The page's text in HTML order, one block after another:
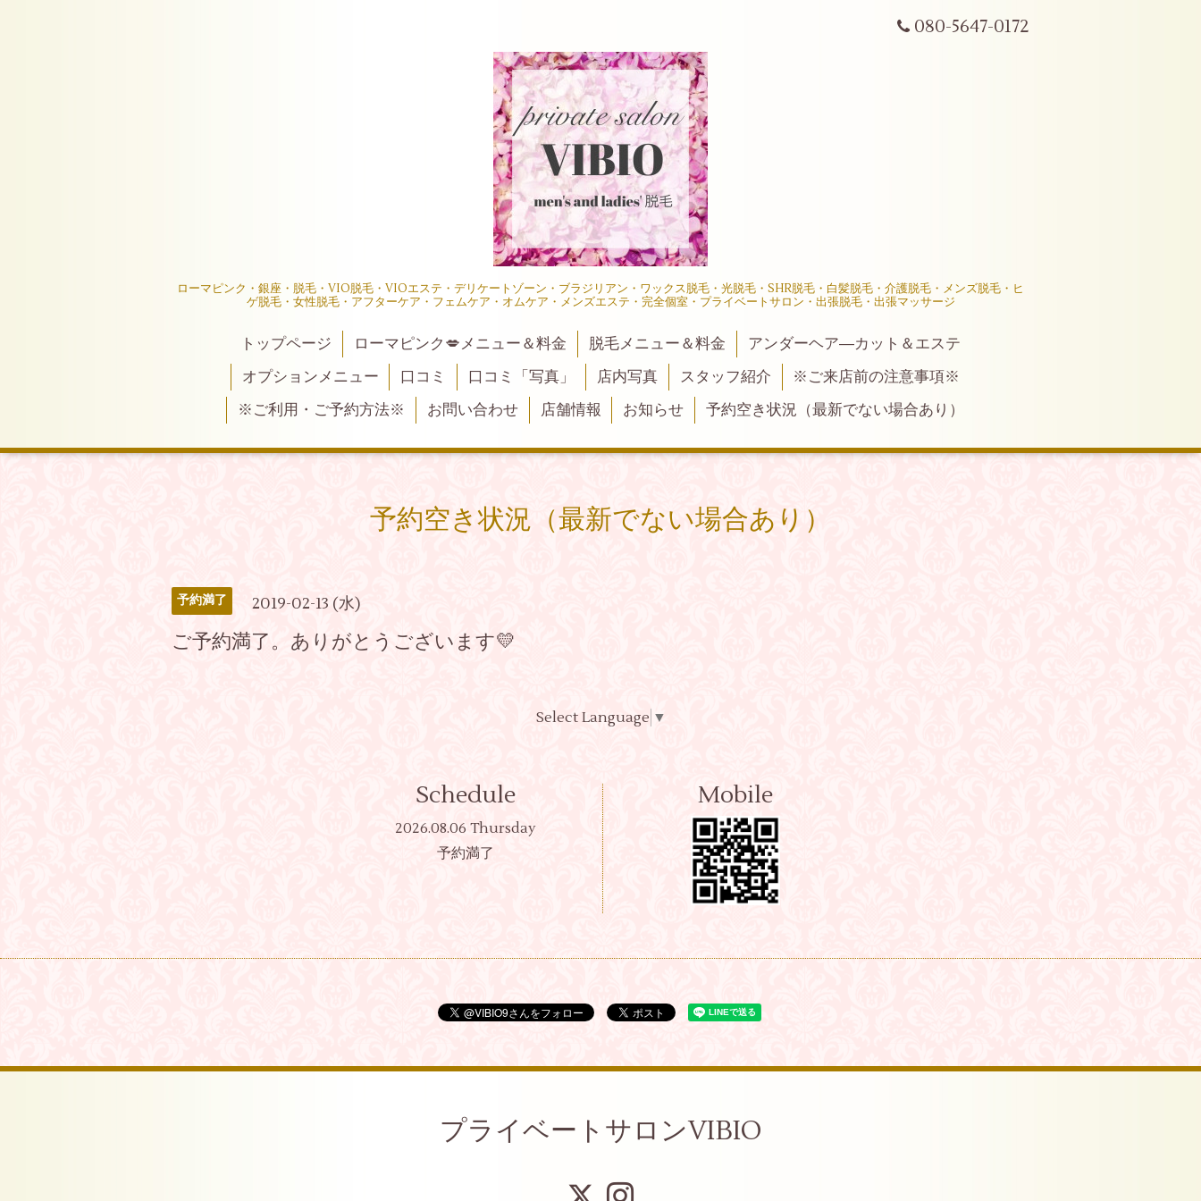
080-5647-0172
ローマピンク・銀座・脱毛・VIO脱毛・VIOエステ・デリケートゾーン・ブラジリアン・ワックス脱毛・光脱毛・SHR脱毛・白髪脱毛・介護脱毛・メンズ脱毛・ヒ
ゲ脱毛・女性脱毛・アフターケア・フェムケア・オムケア・メンズエステ・完全個室・プライベートサロン・出張脱毛・出張マッサージ
トップページ ローマピンク💋メニュー＆料金 脱毛メニュー＆料金
アンダーヘア―カット＆エステ
オプションメニュー
口コミ 口コミ「写真」 店内写真 スタッフ紹介
※ご来店前の注意事項※
※ご利用・ご予約方法※
お問い合わせ 店舗情報 お知らせ 予約空き状況（最新でない場合あり）
予約空き状況（最新でない場合あり）
予約満了 2019-02-13 (水)
ご予約満了。ありがとうございます💛
Select Language ▼
Schedule
2026.08.06 Thursday
予約満了
Mobile
プライベートサロンVIBIO